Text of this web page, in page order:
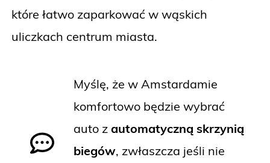
które łatwo zaparkować w wąskich
uliczkach centrum miasta.
Myślę, że w Amstardamie
komfortowo będzie wybrać
auto z automatyczną skrzynią
biegów, zwłaszcza jeśli nie